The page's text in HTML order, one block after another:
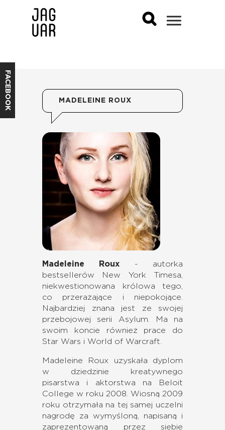
FACEBOOK MADELEINE ROUX
Madeleine Roux - autorka
bestsellerów New York Timesa,
niekwestionowana królowa tego,
co przerażające i niepokojące.
Najbardziej znana jest ze swojej
przebojowej serii Asylum. Ma na
swoim koncie również prace do
Star Wars i World of Warcraft.
Madeleine Roux uzyskała dyplom
w dziedzinie kreatywnego
pisarstwa i aktorstwa na Beloit
College w roku 2008. Wiosną 2009
roku otrzymała na tej samej uczelni
nagrodę za wymyśloną, napisaną i
zaprezentowaną przez siebie